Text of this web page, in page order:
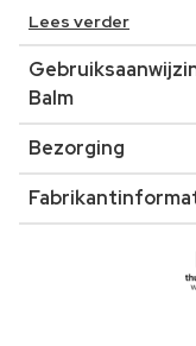
Lees verder
Balm
Bezorging